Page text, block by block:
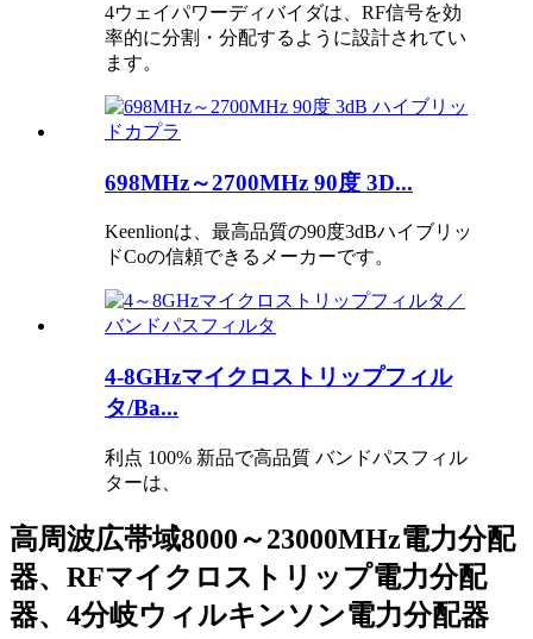
4ウェイパワーディバイダは、RF信号を効
率的に分割・分配するように設計されてい
ます。
698MHz～2700MHz 90度 3D...
Keenlionは、最高品質の90度3dBハイブリッ
ドCoの信頼できるメーカーです。
4-8GHzマイクロストリップフィル
タ/Ba...
利点 100% 新品で高品質 バンドパスフィル
ターは、
高周波広帯域8000～23000MHz電力分配
器、RFマイクロストリップ電力分配
器、4分岐ウィルキンソン電力分配器